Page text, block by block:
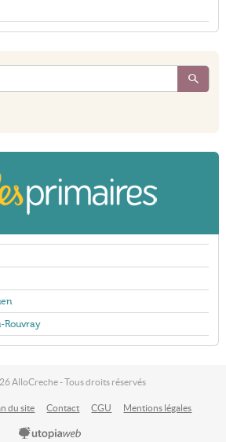
Rouvray
AlloCreche - Tous droits réservés
du site Contact CGU Mentions légales